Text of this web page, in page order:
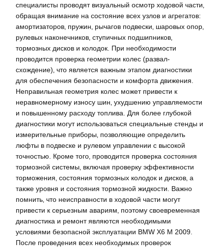
специалисты проводят визуальный осмотр ходовой части‚
обращая внимание на состояние всех узлов и агрегатов:
амортизаторов‚ пружин‚ рычагов подвески‚ шаровых опор‚
рулевых наконечников‚ ступичных подшипников‚
тормозных дисков и колодок. При необходимости
проводится проверка геометрии колес (развал-
схождение)‚ что является важным этапом диагностики
для обеспечения безопасности и комфорта движения.
Неправильная геометрия колес может привести к
неравномерному износу шин‚ ухудшению управляемости
и повышенному расходу топлива. Для более глубокой
диагностики могут использоваться специальные стенды и
измерительные приборы‚ позволяющие определить
люфты в подвеске и рулевом управлении с высокой
точностью. Кроме того‚ проводится проверка состояния
тормозной системы‚ включая проверку эффективности
торможения‚ состояния тормозных колодок и дисков‚ а
также уровня и состояния тормозной жидкости. Важно
помнить‚ что неисправности в ходовой части могут
привести к серьезным авариям‚ поэтому своевременная
диагностика и ремонт являются необходимыми
условиями безопасной эксплуатации BMW X6 M 2009.
После проведения всех необходимых проверок